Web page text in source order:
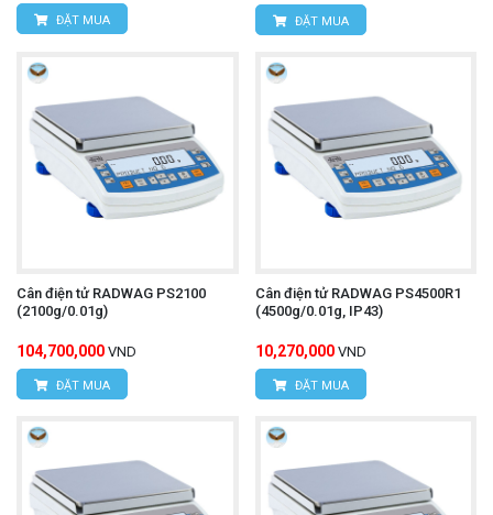
ĐẶT MUA ĐẶT MUA
Cân điện tử RADWAG PS2100
(2100g/0.01g)
104,700,000 VND
ĐẶT MUA
Cân điện tử RADWAG PS4500R1
(4500g/0.01g, IP43)
10,270,000 VND
ĐẶT MUA